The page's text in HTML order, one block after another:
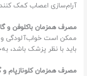
آرام‌سازی اعصاب کمک
مصرف همزمان باکلوفن و
ممکن است خواب‌آلودگی و
باید با نظر پزشک باشد،
مصرف همزمان کلونازپام و